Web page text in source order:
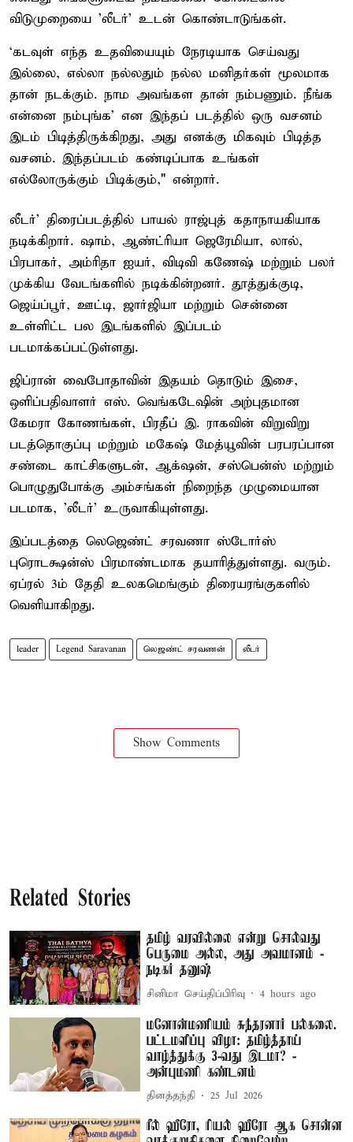
விடுமுறையை 'லீடர்' உடன் கொண்டாடுங்கள்.
‘கடவுள் எந்த உதவியையும் நேரடியாக செய்வது
இல்லை, எல்லா நல்லதும் நல்ல மனிதர்கள் மூலமாக
தான் நடக்கும். நாம அவங்கள தான் நம்பணும். நீங்க
என்னை நம்புங்க’ என இந்தப் படத்தில் ஒரு வசனம்
இடம் பிடித்திருக்கிறது, அது எனக்கு மிகவும் பிடித்த
வசனம். இந்தப்படம் கண்டிப்பாக உங்கள்
எல்லோருக்கும் பிடிக்கும்," என்றார்.
லீடர்' திரைப்படத்தில் பாயல் ராஜ்புத் கதாநாயகியாக
நடிக்கிறார். ஷாம், ஆண்ட்ரியா ஜெரேமியா, லால்,
பிரபாகர், அம்ரிதா ஐயர், விடிவி கணேஷ் மற்றும் பலர்
முக்கிய வேடங்களில் நடிக்கின்றனர். தூத்துக்குடி,
ஜெய்ப்பூர், ஊட்டி, ஜார்ஜியா மற்றும் சென்னை
உள்ளிட்ட பல இடங்களில் இப்படம்
படமாக்கப்பட்டுள்ளது.
ஜிப்ரான் வைபோதாவின் இதயம் தொடும் இசை,
ஒளிப்பதிவாளர் எஸ். வெங்கடேஷின் அற்புதமான
கேமரா கோணங்கள், பிரதீப் இ. ராகவின் விறுவிறு
படத்தொகுப்பு மற்றும் மகேஷ் மேத்யூவின் பரபரப்பான
சண்டை காட்சிகளுடன், ஆக்‌ஷன், சஸ்பென்ஸ் மற்றும்
பொழுதுபோக்கு அம்சங்கள் நிறைந்த முழுமையான
படமாக, 'லீடர்' உருவாகியுள்ளது.
இப்படத்தை லெஜெண்ட் சரவணா ஸ்டோர்ஸ்
புரொடக்ஷன்ஸ் பிரமாண்டமாக தயாரித்துள்ளது. வரும்.
ஏப்ரல் 3ம் தேதி உலகமெங்கும் திரையரங்குகளில்
வெளியாகிறது.
leader Legend Saravanan லெஜண்ட் சரவணன் லீடர்
Show Comments
Related Stories
தமிழ் வரவில்லை என்று சொல்வது
பெருமை அல்ல, அது அவமானம் -
நடிகர் தனுஷ்
சினிமா செய்திப்பிரிவு 4 hours ago
மனோன்மணியம் சுந்தரனார் பல்கலை.
பட்டமளிப்பு விழா: தமிழ்த்தாய்
வாழ்த்துக்கு 3-வது இடமா? -
அன்புமணி கண்டனம்
தினத்தந்தி 25 Jul 2026
ரீல் ஹீரோ, ரியல் ஹீரோ ஆக சொன்ன